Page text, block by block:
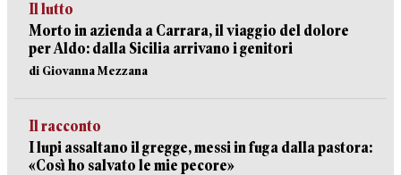
Il lutto
Morto in azienda a Carrara, il viaggio del dolore
per Aldo: dalla Sicilia arrivano i genitori
di Giovanna Mezzana
Il racconto
I lupi assaltano il gregge, messi in fuga dalla pastora:
«Così ho salvato le mie pecore»